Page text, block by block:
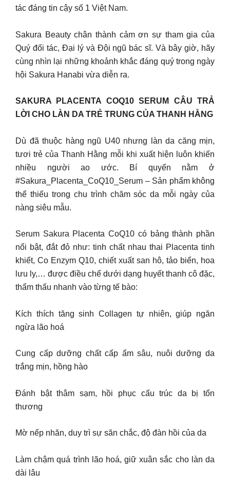
tác đáng tin cậy số 1 Việt Nam.
Sakura Beauty chân thành cảm ơn sự tham gia của
Quý đối tác, Đại lý và Đội ngũ bác sĩ. Và bây giờ, hãy
cùng nhìn lại những khoảnh khắc đáng quý trong ngày
hội Sakura Hanabi vừa diễn ra.
SAKURA PLACENTA COQ10 SERUM CÂU TRẢ
LỜI CHO LÀN DA TRẺ TRUNG CỦA THANH HẰNG
Dù đã thuộc hàng ngũ U40 nhưng làn da căng mịn,
tươi trẻ của Thanh Hằng mỗi khi xuất hiện luôn khiến
nhiều người ao ước. Bí quyến nằm ở
#Sakura_Placenta_CoQ10_Serum – Sản phẩm không
thể thiếu trong chu trình chăm sóc da mỗi ngày của
nàng siêu mẫu.
Serum Sakura Placenta CoQ10 có bảng thành phần
nổi bật, đắt đỏ như: tinh chất nhau thai Placenta tinh
khiết, Co Enzym Q10, chiết xuất san hô, tảo biển, hoa
lưu ly,… được điều chế dưới dạng huyết thanh cô đặc,
thẩm thấu nhanh vào từng tế bào:
Kích thích tăng sinh Collagen tự nhiên, giúp ngăn
ngừa lão hoá
Cung cấp dưỡng chất cấp ẩm sâu, nuôi dưỡng da
trắng mịn, hồng hào
Đánh bật thâm sạm, hồi phục cấu trúc da bị tổn
thương
Mờ nếp nhăn, duy trì sự săn chắc, độ đàn hồi của da
Làm chậm quá trình lão hoá, giữ xuân sắc cho làn da
dài lâu